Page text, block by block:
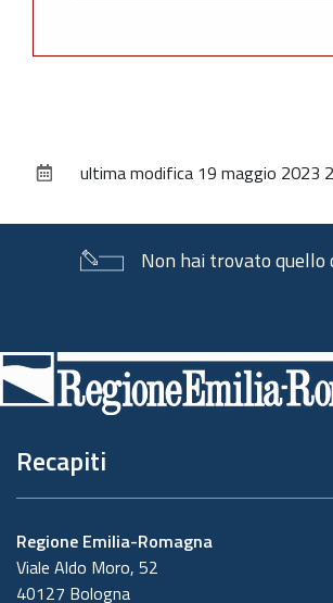
documentoultima modifica 19 maggio 2023
Non hai trovato quello
di
pagina
Recapiti
Regione Emilia-Romagna
Viale Aldo Moro, 52
40127 Bologna